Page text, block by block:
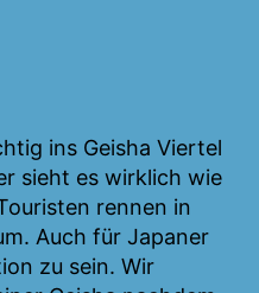
ins Geisha Viertel
sieht es wirklich wie
rennen in
Auch für Japaner
zu sein. Wir